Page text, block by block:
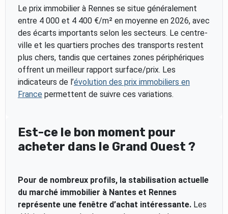
Le prix immobilier à Rennes se situe généralement
entre 4 000 et 4 400 €/m² en moyenne en 2026, avec
des écarts importants selon les secteurs. Le centre-
ville et les quartiers proches des transports restent
plus chers, tandis que certaines zones périphériques
offrent un meilleur rapport surface/prix. Les
indicateurs de l’évolution des prix immobiliers en
France permettent de suivre ces variations.
Est-ce le bon moment pour
acheter dans le Grand Ouest ?
Pour de nombreux profils, la stabilisation actuelle
du marché immobilier à Nantes et Rennes
représente une fenêtre d’achat intéressante.Les